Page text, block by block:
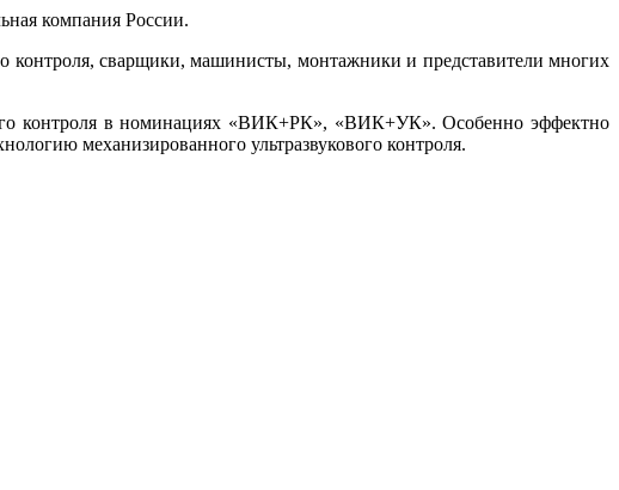
компания России.
сварщики, машинисты, монтажники и представители многих
контроля в номинациях «ВИК+РК», «ВИК+УК». Особенно эффектно
механизированного ультразвукового контроля.